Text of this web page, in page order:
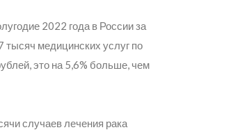
2022 года в России за
тысяч медицинских услуг по
это на 5,6% больше, чем
случаев лечения рака